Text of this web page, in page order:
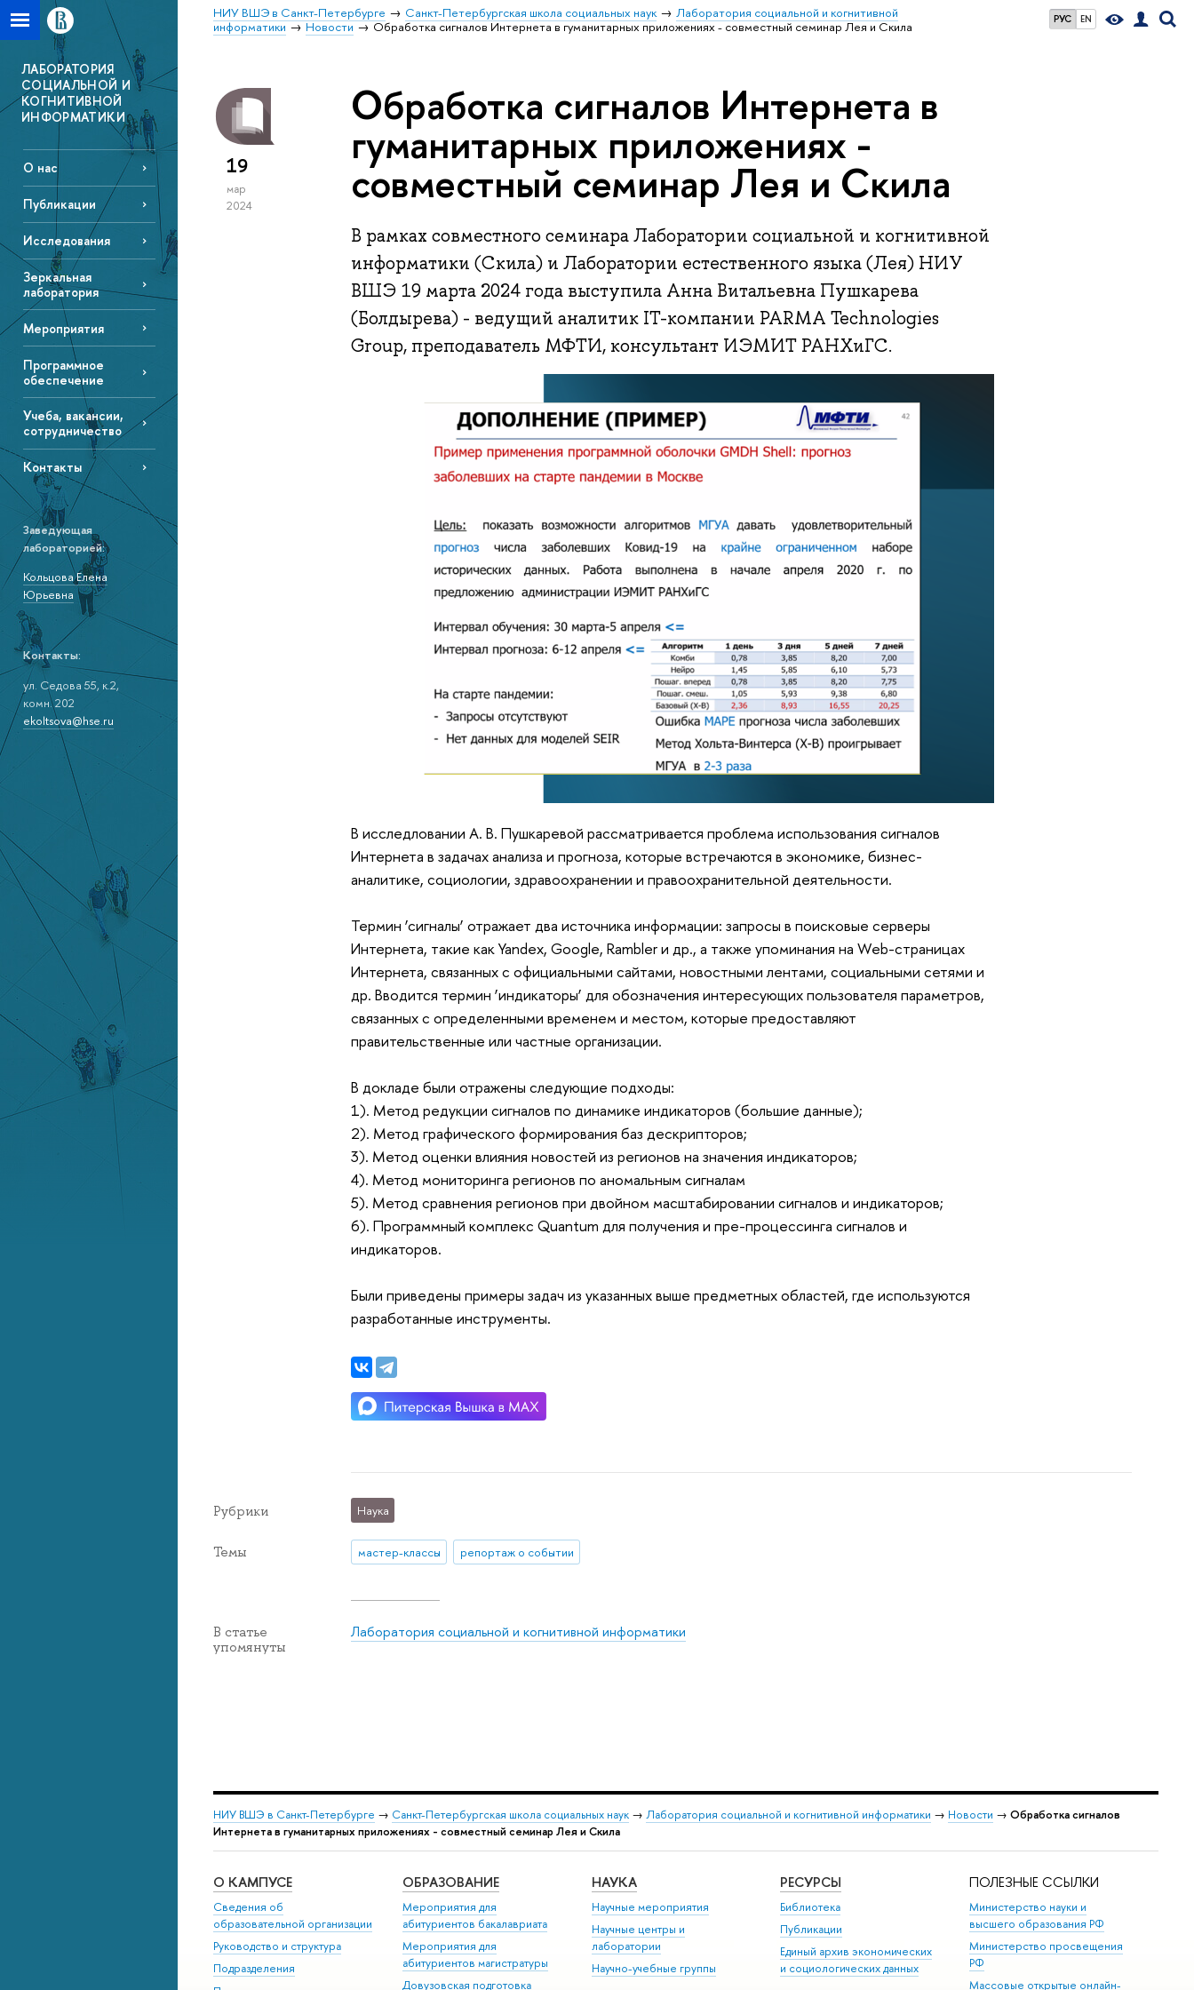
РУС EN
НИУ ВШЭ в Санкт-Петербурге Санкт-Петербургская школа социальных наук
Лаборатория социальной и когнитивной
информатики
Новости Обработка сигналов Интернета в гуманитарных приложениях - совместный семинар Лея и Скила
ЛАБОРАТОРИЯ
СОЦИАЛЬНОЙ И
КОГНИТИВНОЙ
ИНФОРМАТИКИ
О нас
Публикации
Исследования
Зеркальная
лаборатория
Мероприятия
Программное
обеспечение
Учеба, вакансии,
сотрудничество
Контакты
Заведующая
лабораторией:
Кольцова Елена
Юрьевна
Контакты:
ул. Седова 55, к.2,
комн. 202
ekoltsova@hse.ru
19
мар
2024
Обработка сигналов Интернета в
гуманитарных приложениях -
совместный семинар Лея и Скила
В рамках совместного семинара Лаборатории социальной и когнитивной
информатики (Скила) и Лаборатории естественного языка (Лея) НИУ
ВШЭ 19 марта 2024 года выступила Анна Витальевна Пушкарева
(Болдырева) - ведущий аналитик IT-компании PARMA Technologies
Group, преподаватель МФТИ, консультант ИЭМИТ РАНХиГС.
В исследловании А. В. Пушкаревой рассматривается проблема использования сигналов
Интернета в задачах анализа и прогноза, которые встречаются в экономике, бизнес-
аналитике, социологии, здравоохранении и правоохранительной деятельности.
Термин ‘сигналы’ отражает два источника информации: запросы в поисковые серверы
Интернета, такие как Yandex, Google, Rambler и др., а также упоминания на Web-страницах
Интернета, связанных с официальными сайтами, новостными лентами, социальными сетями и
др. Вводится термин ‘индикаторы’ для обозначения интересующих пользователя параметров,
связанных с определенными временем и местом, которые предоставляют
правительственные или частные организации.
В докладе были отражены следующие подходы:
1). Метод редукции сигналов по динамике индикаторов (большие данные);
2). Метод графического формирования баз дескрипторов;
3). Метод оценки влияния новостей из регионов на значения индикаторов;
4). Метод мониторинга регионов по аномальным сигналам
5). Метод сравнения регионов при двойном масштабировании сигналов и индикаторов;
6). Программный комплекс Quantum для получения и пре-процессинга сигналов и
индикаторов.
Были приведены примеры задач из указанных выше предметных областей, где используются
разработанные инструменты.
Рубрики Наука
Темы мастер-классы репортаж о событии
В статье
упомянуты
Лаборатория социальной и когнитивной информатики
НИУ ВШЭ в Санкт-Петербурге → Санкт-Петербургская школа социальных наук → Лаборатория социальной и когнитивной информатики → Новости → Обработка сигналов
Интернета в гуманитарных приложениях - совместный семинар Лея и Скила
О КАМПУСЕ
Сведения об
образовательной организации
Руководство и структура
Подразделения
ОБРАЗОВАНИЕ
Мероприятия для
абитуриентов бакалавриата
Мероприятия для
абитуриентов магистратуры
Довузовская подготовка
НАУКА
Научные мероприятия
Научные центры и
лаборатории
Научно-учебные группы
РЕСУРСЫ
Библиотека
Публикации
Единый архив экономических
и социологических данных
ПОЛЕЗНЫЕ ССЫЛКИ
Министерство науки и
высшего образования РФ
Министерство просвещения
РФ
Массовые открытые онлайн-